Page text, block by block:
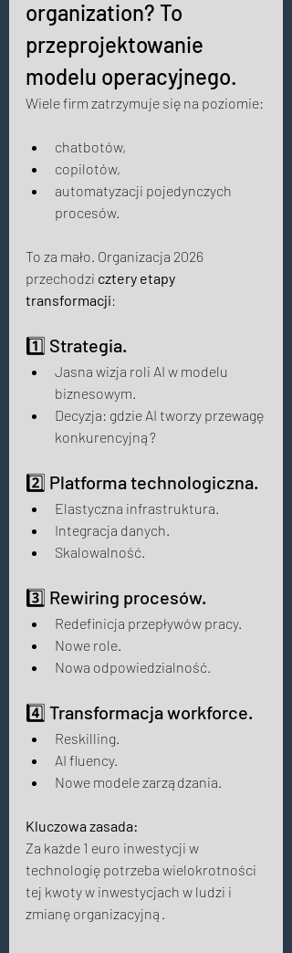
organization? To
przeprojektowanie
modelu operacyjnego.
Wiele firm zatrzymuje się na poziomie:
chatbotów,
copilotów,
automatyzacji pojedynczych
procesów.
To za mało. Organizacja 2026
przechodzi cztery etapy
transformacji:
1️⃣ Strategia.
Jasna wizja roli AI w modelu
biznesowym.
Decyzja: gdzie AI tworzy przewagę
konkurencyjną?
2️⃣ Platforma technologiczna.
Elastyczna infrastruktura.
Integracja danych.
Skalowalność.
3️⃣ Rewiring procesów.
Redefinicja przepływów pracy.
Nowe role.
Nowa odpowiedzialność.
4️⃣ Transformacja workforce.
Reskilling.
AI fluency.
Nowe modele zarządzania.
Kluczowa zasada:
Za każde 1 euro inwestycji w
technologię potrzeba wielokrotności
tej kwoty w inwestycjach w ludzi i
zmianę organizacyjną.